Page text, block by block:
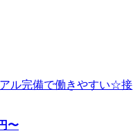
ル完備で働きやすい☆接
〜